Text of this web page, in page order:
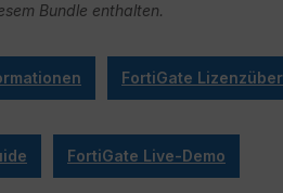
Bundle enthalten.
FortiGate
FortiGate Live-Demo